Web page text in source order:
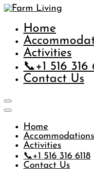
Skip
content
Farm Living
Home
Activities
📞+1 516 316
Contact Us
Home
Accommodations
Activities
📞+1 516 316 6118
Contact Us